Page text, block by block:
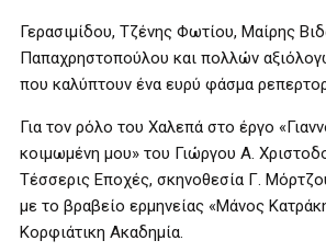
Γερασιμίδου, Τζένης Φωτίου, Μαίρης
Παπαχρηστοπούλου και πολλών
που καλύπτουν ένα ευρύ φάσμα
Για τον ρόλο του Χαλεπά στο έργο
κοιμωμένη μου» του Γιώργου Α.
Τέσσερις Εποχές, σκηνοθεσία Γ.
με το βραβείο ερμηνείας «Μάνος
Κορφιάτικη Ακαδημία.